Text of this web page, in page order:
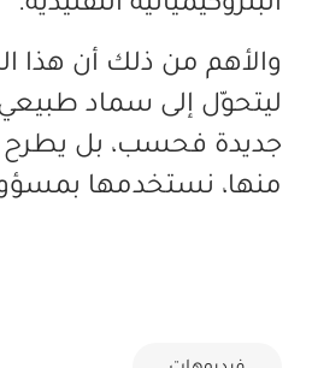
والأهم من ذلك أن هذا
ليتحوّل إلى سماد طبيعي
جديدة فحسب، بل يطرح
منها، نستخدمها